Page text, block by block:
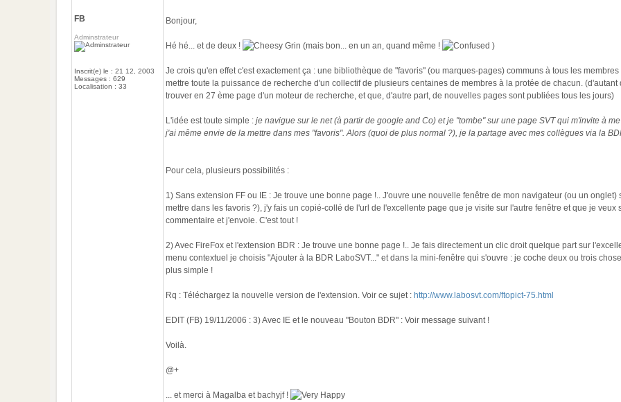
FB
Adminstrateur
Inscrit(e) le : 21 12, 2003
Messages : 629
Localisation : 33
Bonjour,
Hé hé... et de deux ! (mais bon... en un an, quand même ! )
Je crois qu'en effet c'est exactement ça : une bibliothèque de "favoris" (ou marques-pages) communs à tous les
mettre toute la puissance de recherche d'un collectif de plusieurs centaines de membres à la protée de chacun.
trouver en 27 ème page d'un moteur de recherche, et que, d'autre part, de nouvelles pages sont publiées tous les jours)
L'idée est toute simple :je navigue sur le net (à partir de google and Co) et je "tombe" sur une page SVT qui m'invite à
j'ai même envie de la mettre dans mes "favoris". Alors (quoi de plus normal ?), je la partage avec mes collègues via la
Pour cela, plusieurs possibilités :
1) Sans extension FF ou IE : Je trouve une bonne page !.. J'ouvre une nouvelle fenêtre de mon navigateur (ou un
mettre dans les favoris ?), j'y fais un copié-collé de l'url de l'excellente page que je visite sur l'autre fenêtre et que je
commentaire et j'envoie. C'est tout !
2) Avec FireFox et l'extension BDR : Je trouve une bonne page !.. Je fais directement un clic droit quelque part sur
menu contextuel je choisis "Ajouter à la BDR LaboSVT..." et dans la mini-fenêtre qui s'ouvre : je coche deux ou trois
plus simple !
Rq : Téléchargez la nouvelle version de l'extension. Voir ce sujet : http://www.labosvt.com/ftopict-75.html
EDIT (FB) 19/11/2006 : 3) Avec IE et le nouveau "Bouton BDR" : Voir message suivant !
Voilà.
@+
... et merci à Magalba et bachyjf !